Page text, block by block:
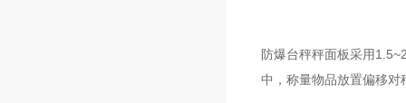
防爆台秤秤面板采用
中，称量物品放置偏移